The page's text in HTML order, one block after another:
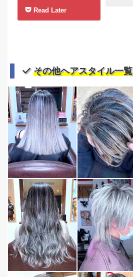
Read Later
その他ヘアスタイル一覧